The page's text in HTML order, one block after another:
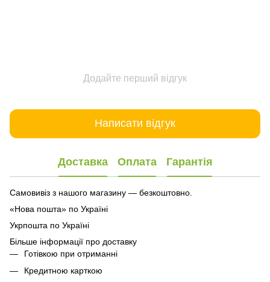
Додайте перший відгук
Написати відгук
Доставка Оплата Гарантія
Самовивіз з нашого магазину — безкоштовно.
«Нова пошта» по Україні
Укрпошта по Україні
Більше інформації про доставку
Готівкою при отриманні
Кредитною карткою